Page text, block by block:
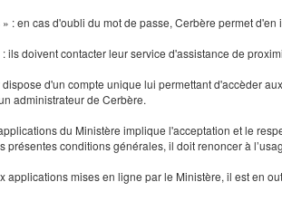
: en cas d'oubli du mot de passe, Cerbère permet
ils doivent contacter leur service d'assistance de
d'un compte unique lui permettant d'accèder
administrateur de Cerbère.
du Ministère implique l'acceptation et le
présentes conditions générales, il doit renoncer à
applications mises en ligne par le Ministère, il est en